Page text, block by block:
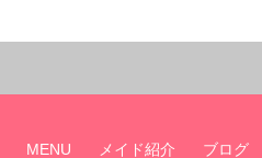
MENU メイド紹介 ブログ